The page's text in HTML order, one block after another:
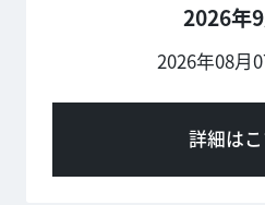
2026年
2026年08月
詳細は